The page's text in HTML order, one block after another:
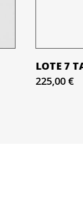
LOTE 7
225,00 €